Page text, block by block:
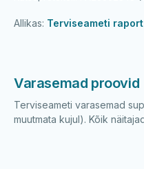
Allikas: Terviseameti raport
Varasemad proovid
Terviseameti varasemad
muutmata kujul). Kõik